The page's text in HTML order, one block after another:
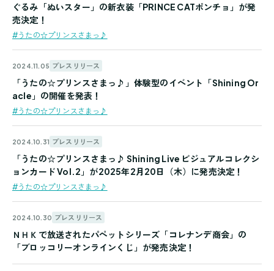
#うたの☆プリンスさまっ♪
ぐるみ「ぬいスター」の新衣装「PRINCE CATポンチョ」が発
売決定！
2024.11.05 プレスリリース
#うたの☆プリンスさまっ♪
「うたの☆プリンスさまっ♪」体験型のイベント「Shining Or
acle」の開催を発表！
2024.10.31 プレスリリース
#うたの☆プリンスさまっ♪
「うたの☆プリンスさまっ♪ Shining Live ビジュアルコレクシ
ョンカード Vol.2」が2025年2月20日（木）に発売決定！
2024.10.30 プレスリリース
ＮＨＫで放送されたパペットシリーズ「コレナンデ商会」の
「ブロッコリーオンラインくじ」が発売決定！